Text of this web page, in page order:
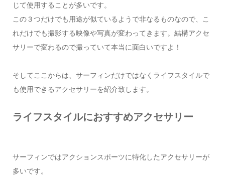
じて使用することが多いです。
この３つだけでも用途が似ているようで非なるものなので、こ
れだけでも撮影する映像や写真が変わってきます。結構アクセ
サリーで変わるので撮っていて本当に面白いですよ！
そしてここからは、サーフィンだけではなくライフスタイルで
も使用できるアクセサリーを紹介致します。
ライフスタイルにおすすめアクセサリー
サーフィンではアクションスポーツに特化したアクセサリーが
多いです。